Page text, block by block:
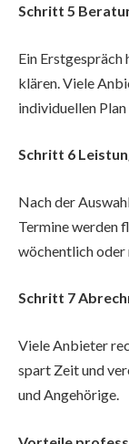
Schritt 5
Ein
klären. Viele
individuellen
Schritt 6
Nach der
Termine werden
wöchentlich oder
Schritt 7
Viele Anbieter
spart Zeit und
und Angehörige.